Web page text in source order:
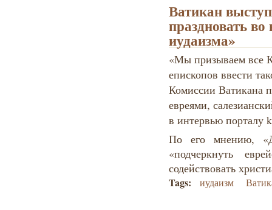
Ватикан
праздновать
иудаизма»
«Мы призываем все
епископов ввести
Комиссии Ватикана
евреями,
в интервью порталу
По его мнению,
«подчеркнуть
содействовать
Tags: иудаизм